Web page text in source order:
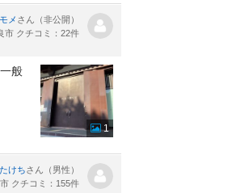
メ さん（非公開）
市 クチコミ：22件
般
1
たけちさん（男性）
クチコミ：155件